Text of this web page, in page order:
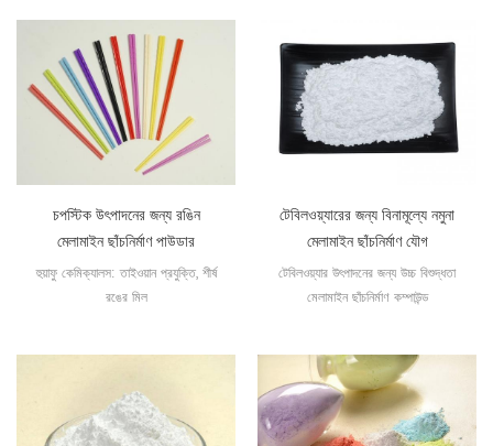
চপস্টিক উৎপাদনের জন্য রঙিন
মেলামাইন ছাঁচনির্মাণ পাউডার
হুয়াফু কেমিক্যালস: তাইওয়ান প্রযুক্তি, শীর্ষ
রঙের মিল
টেবিলওয়্যারের জন্য বিনামূল্যে নমুনা
মেলামাইন ছাঁচনির্মাণ যৌগ
টেবিলওয়্যার উৎপাদনের জন্য উচ্চ বিশুদ্ধতা
মেলামাইন ছাঁচনির্মাণ কম্পাউন্ড